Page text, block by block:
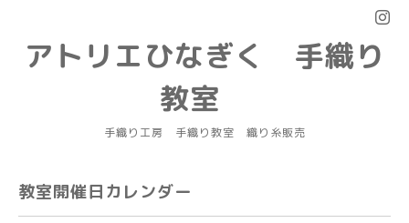
アトリエひなぎく 手織り
教室
手織り工房 手織り教室 織り糸販売
教室開催日カレンダー